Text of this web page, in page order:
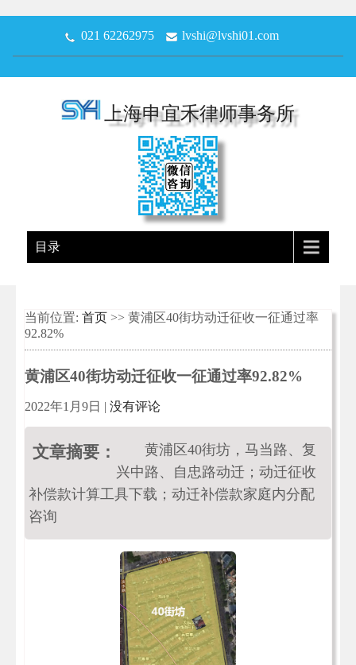
021 62262975 lvshi@lvshi01.com
上海申宜禾律师事务所
目录
当前位置: 首页 >> 黄浦区40街坊动迁征收一征通过率
92.82%
黄浦区40街坊动迁征收一征通过率92.82%
2022年1月9日 | 没有评论
文章摘要：
黄浦区40街坊，马当路、复
兴中路、自忠路动迁；动迁征收
补偿款计算工具下载；动迁补偿款家庭内分配
咨询